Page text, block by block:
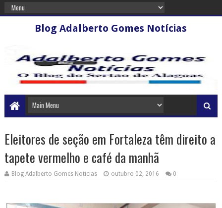
Blog Adalberto Gomes Notícias
Eleitores de seção em Fortaleza têm direito a
tapete vermelho e café da manhã
Blog Adalberto Gomes Noticias outubro 02, 2016 0